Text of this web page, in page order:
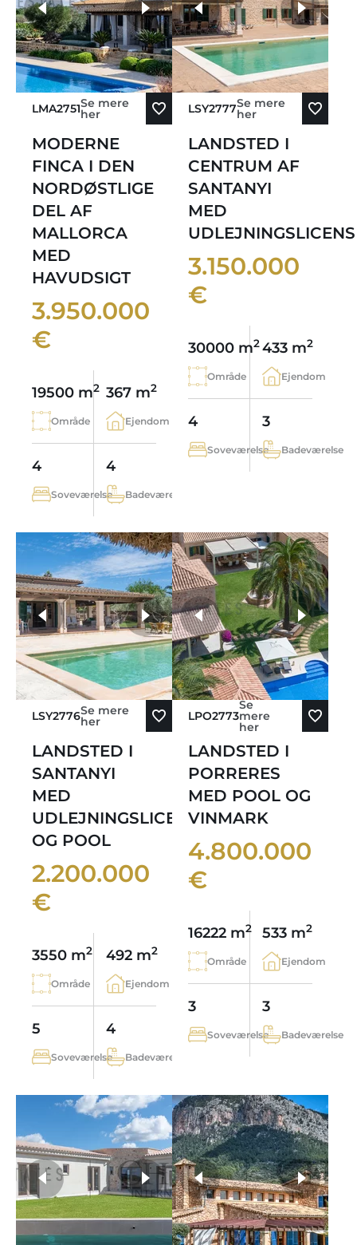
LMA2751Se mere
her
MODERNE
FINCA I DEN
NORDØSTLIGE
DEL AF
MALLORCA
MED
HAVUDSIGT
3.950.000
€
19500 m2
Område
367 m2
Ejendom
4
Soveværelse
4
Badeværelse
flere fotos
LSY2777Se mere
her
LANDSTED I
CENTRUM AF
SANTANYI
MED
UDLEJNINGSLICENS
3.150.000
€
30000 m2
Område
433 m2
Ejendom
4
Soveværelse
3
Badeværelse
LSY2776Se mere
her
LANDSTED I
SANTANYI
MED
UDLEJNINGSLICENS
OG POOL
2.200.000
€
3550 m2
Område
492 m2
Ejendom
5
Soveværelse
4
Badeværelse
flere fotos
LPO2773
Se
mere
her
LANDSTED I
PORRERES
MED POOL OG
VINMARK
4.800.000
€
16222 m2
Område
533 m2
Ejendom
3
Soveværelse
3
Badeværelse
flere fotos